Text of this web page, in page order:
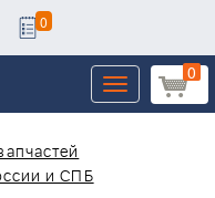
0
0
Toggle
navigation
и СПБ